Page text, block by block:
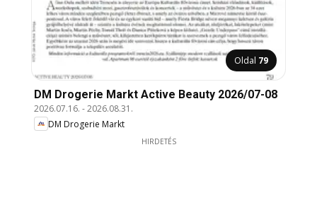
Oldal 79
DM Drogerie Markt Active Beauty 2026/07-08
2026.07.16. -2026.08.31.
DM Drogerie Markt
HIRDETÉS